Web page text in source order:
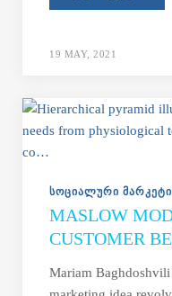
19 MAY, 2021
ᲡᲝᲪᲘᲐᲚᲣᲠᲘ
MASLOW
CUSTOMER
Mariam